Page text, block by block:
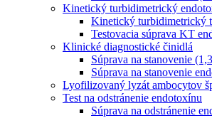
Kinetický turbidimetrický
Kinetický turbidimetrický
Testovacia súprava KT
Klinické diagnostické činidlá
Súprava na stanovenie
Súprava na stanovenie
Lyofilizovaný lyzát ambocytov
Test na odstránenie endotoxínu
Súprava na odstránenie